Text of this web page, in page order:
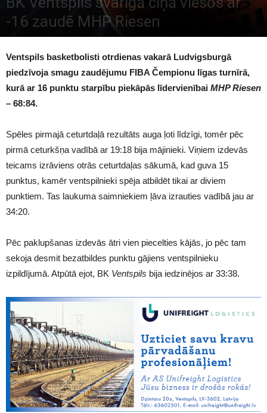
-16 zaudē MHP Riesen
1524
Ventspils basketbolisti otrdienas vakarā Ludvigsburgā
piedzīvoja smagu zaudējumu FIBA Čempionu līgas turnīrā,
kurā ar 16 punktu starpību piekāpās līdervienībai MHP Riesen
– 68:84.
Spēles pirmajā ceturtdaļā rezultāts auga ļoti līdzīgi, tomēr pēc
pirmā ceturkšņa vadībā ar 19:18 bija mājinieki. Viņiem izdevās
teicams izrāviens otrās ceturtdaļas sākumā, kad guva 15
punktus, kamēr ventspilnieki spēja atbildēt tikai ar diviem
punktiem. Tas laukuma saimniekiem ļāva izrauties vadībā jau ar
34:20.
Pēc paklupšanas izdevās ātri vien piecelties kājās, jo pēc tam
sekoja desmit bezatbildes punktu gājiens ventspilnieku
izpildījumā. Atpūtā ejot, BK Ventspils bija iedzinējos ar 33:38.